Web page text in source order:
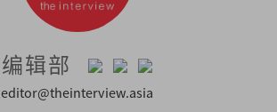
编辑部
editor@theinterview.asia